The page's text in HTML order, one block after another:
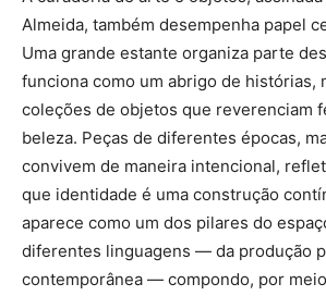
Almeida, também desempenha papel
Uma grande estante organiza parte
funciona como um abrigo de histórias,
coleções de objetos que reverenciam
beleza. Peças de diferentes épocas,
convivem de maneira intencional,
que identidade é uma construção
aparece como um dos pilares do
diferentes linguagens — da produção
contemporânea — compondo, por